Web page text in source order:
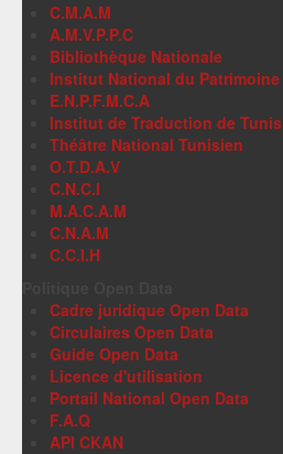
C.M.A.M
A.M.V.P.P.C
Bibliothèque Nationale
Institut National du Patrimoine
E.N.P.F.M.C.A
Institut de Traduction de Tunis
Théâtre National Tunisien
O.T.D.A.V
C.N.C.I
M.A.C.A.M
C.N.A.M
C.C.I.H
Cadre juridique Open Data
Circulaires Open Data
Guide Open Data
Licence d'utilisation
Portail National Open Data
F.A.Q
API CKAN